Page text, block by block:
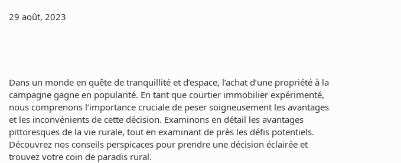
29 août, 2023
Dans un monde en quête de tranquillité et d’espace, l’achat d’une propriété à la
campagne gagne en popularité. En tant que courtier immobilier expérimenté,
nous comprenons l’importance cruciale de peser soigneusement les avantages
et les inconvénients de cette décision. Examinons en détail les avantages
pittoresques de la vie rurale, tout en examinant de près les défis potentiels.
Découvrez nos conseils perspicaces pour prendre une décision éclairée et
trouvez votre coin de paradis rural.